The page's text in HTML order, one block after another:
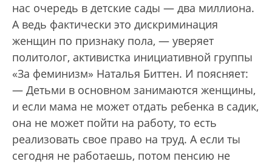
нас очередь в детские сады — два миллиона.
А ведь фактически это дискриминация
женщин по признаку пола, — уверяет
политолог, активистка инициативной группы
«За феминизм» Наталья Биттен. И поясняет:
— Детьми в основном занимаются женщины,
и если мама не может отдать ребенка в садик,
она не может пойти на работу, то есть
реализовать свое право на труд. А если ты
сегодня не работаешь, потом пенсию не